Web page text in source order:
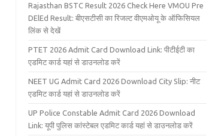
Rajasthan BSTC Result 2026 Check Here VMOU Pre
DElEd Result: बीएसटीसी का रिजल्ट वीएमओयू के ऑफिसियल
लिंक से देखें
PTET 2026 Admit Card Download Link: पीटीईटी का
एडमिट कार्ड यहां से डाउनलोड करें
NEET UG Admit Card 2026 Download City Slip: नीट
एडमिट कार्ड यहां से डाउनलोड करें
UP Police Constable Admit Card 2026 Download
Link: यूपी पुलिस कांस्टेबल एडमिट कार्ड यहां से डाउनलोड करें